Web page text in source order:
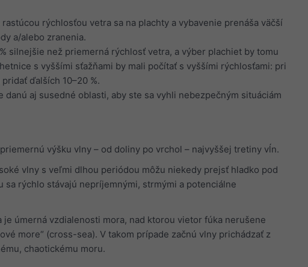
rýchlosťou vetra sa na plachty a vybavenie prenáša väčší
a/alebo zranenia.
silnejšie než priemerná rýchlosť vetra, a výber plachiet by tomu
s vyššími sťažňami by mali počítať s vyššími rýchlosťami: pri
ďalších 10–20 %.
aj susedné oblasti, aby ste sa vyhli nebezpečným situáciám
výšku vlny – od doliny po vrchol – najvyššej tretiny vĺn.
vlny s veľmi dlhou periódou môžu niekedy prejsť hladko pod
rýchlo stávajú nepríjemnými, strmými a potenciálne
úmerná vzdialenosti mora, nad ktorou vietor fúka nerušene
more“ (cross-sea). V takom prípade začnú vlny prichádzať z
chaotickému moru.